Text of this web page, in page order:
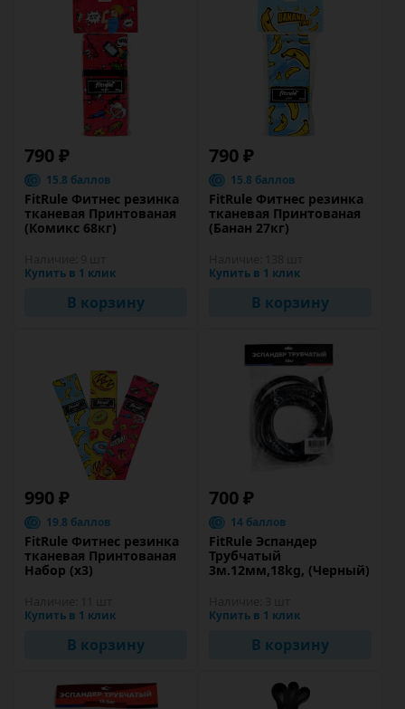
790 ₽
15.8 баллов
FitRule Фитнес резинка
тканевая Принтованая
(Комикс 68кг)
Купить в 1 клик
В корзину
790 ₽
15.8 баллов
FitRule Фитнес резинка
тканевая Принтованая
(Банан 27кг)
Купить в 1 клик
В корзину
990 ₽
19.8 баллов
FitRule Фитнес резинка
тканевая Принтованая
Набор (х3)
Купить в 1 клик
В корзину
700 ₽
14 баллов
FitRule Эспандер
Трубчатый
3м.12мм,18kg, (Черный)
Купить в 1 клик
В корзину